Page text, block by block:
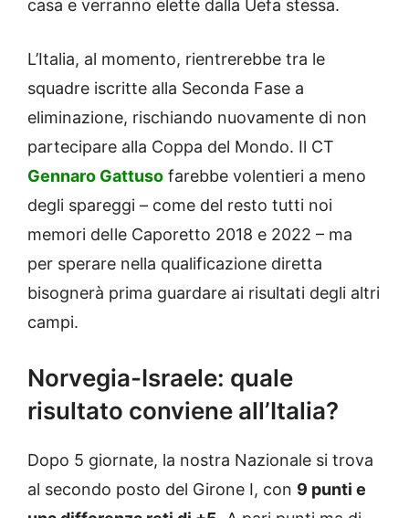
casa e verranno elette dalla Uefa stessa.
L’Italia, al momento, rientrerebbe tra le
squadre iscritte alla Seconda Fase a
eliminazione, rischiando nuovamente di non
partecipare alla Coppa del Mondo. Il CT
Gennaro Gattuso farebbe volentieri a meno
degli spareggi – come del resto tutti noi
memori deIle Caporetto 2018 e 2022 – ma
per sperare nella qualificazione diretta
bisognerà prima guardare ai risultati degli altri
campi.
Norvegia-Israele: quale
risultato conviene all’Italia?
Dopo 5 giornate, la nostra Nazionale si trova
al secondo posto del Girone I, con 9 punti e